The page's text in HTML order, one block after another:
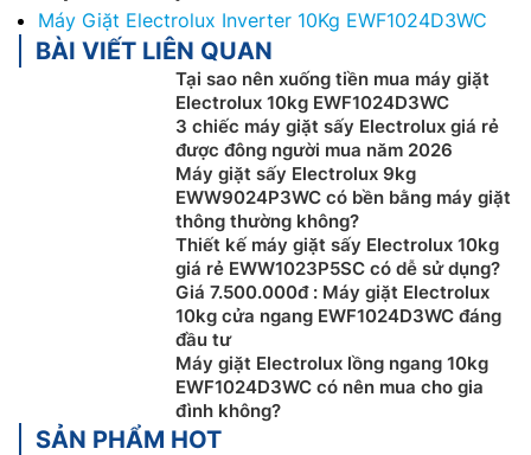
Máy Giặt Electrolux Inverter 10Kg EWF1024D3WC
BÀI VIẾT LIÊN QUAN
Tại sao nên xuống tiền mua máy giặt
Electrolux 10kg EWF1024D3WC
3 chiếc máy giặt sấy Electrolux giá rẻ
được đông người mua năm 2026
Máy giặt sấy Electrolux 9kg
EWW9024P3WC có bền bằng máy giặt
thông thường không?
Thiết kế máy giặt sấy Electrolux 10kg
giá rẻ EWW1023P5SC có dễ sử dụng?
Giá 7.500.000đ : Máy giặt Electrolux
10kg cửa ngang EWF1024D3WC đáng
đầu tư
Máy giặt Electrolux lồng ngang 10kg
EWF1024D3WC có nên mua cho gia
đình không?
SẢN PHẨM HOT